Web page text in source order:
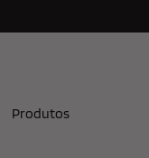
Produtos